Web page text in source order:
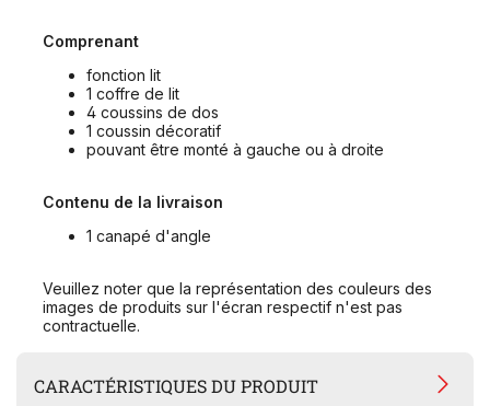
Comprenant
fonction lit
1 coffre de lit
4 coussins de dos
1 coussin décoratif
pouvant être monté à gauche ou à droite
Contenu de la livraison
1 canapé d'angle
Veuillez noter que la représentation des couleurs des
images de produits sur l'écran respectif n'est pas
contractuelle.
CARACTÉRISTIQUES DU PRODUIT